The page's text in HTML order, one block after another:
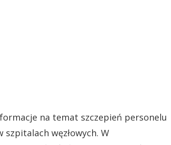
na temat szczepień personelu
szpitalach węzłowych. W